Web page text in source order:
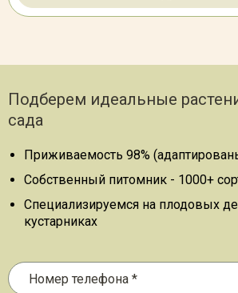
Подберем идеальные
сада
Приживаемость 98%
Собственный питомник - 1000+
Специализируемся на плодовых
кустарниках